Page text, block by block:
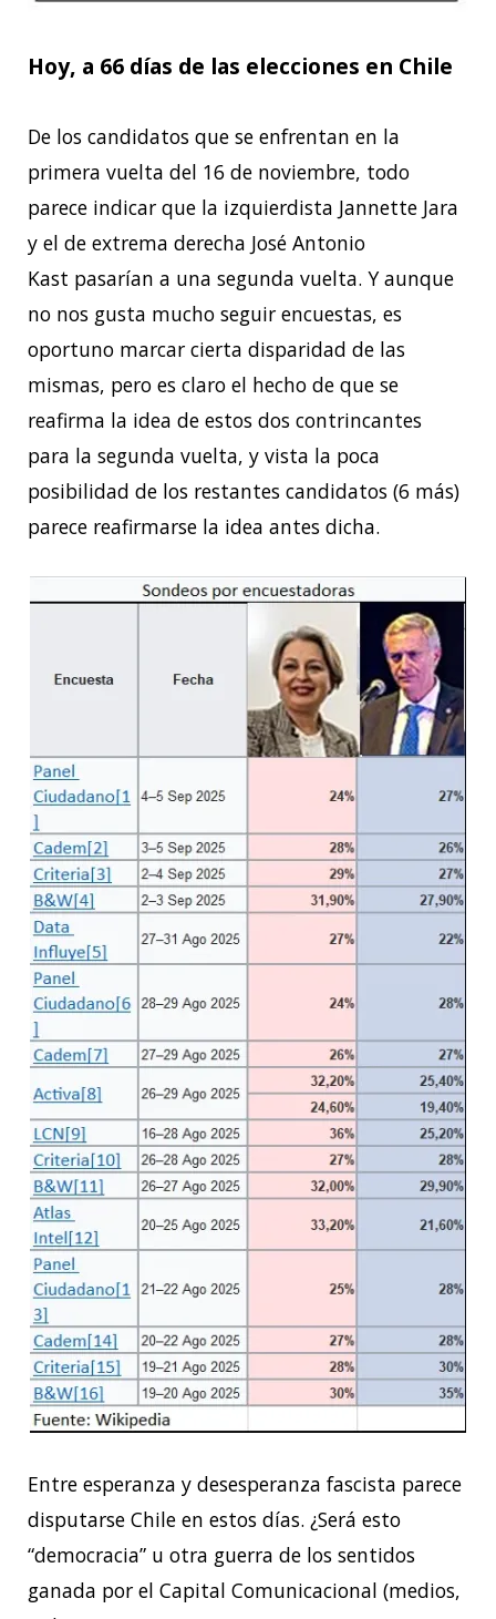
Hoy, a 66 días de las elecciones en Chile
De los candidatos que se enfrentan en la
primera vuelta del 16 de noviembre, todo
parece indicar que la izquierdista Jannette Jara
y el de extrema derecha José Antonio
Kast pasarían a una segunda vuelta. Y aunque
no nos gusta mucho seguir encuestas, es
oportuno marcar cierta disparidad de las
mismas, pero es claro el hecho de que se
reafirma la idea de estos dos contrincantes
para la segunda vuelta, y vista la poca
posibilidad de los restantes candidatos (6 más)
parece reafirmarse la idea antes dicha.
Entre esperanza y desesperanza fascista parece
disputarse Chile en estos días. ¿Será esto
“democracia” u otra guerra de los sentidos
ganada por el Capital Comunicacional (medios,